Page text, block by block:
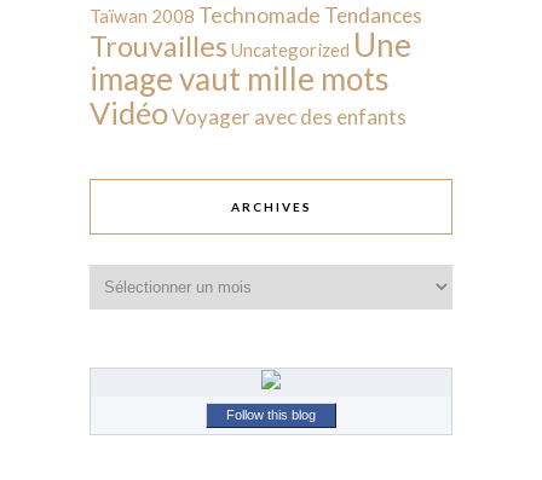
Taïwan 2008 Technomade Tendances
Trouvailles Uncategorized Une
image vaut mille mots
VidéoVoyager avec des enfants
ARCHIVES
Follow this blog